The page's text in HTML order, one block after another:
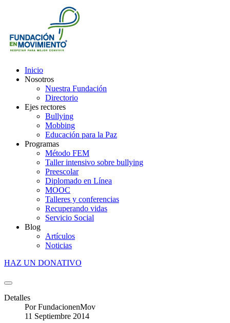
Inicio
Nosotros
Nuestra Fundación
Directorio
Ejes rectores
Bullying
Mobbing
Educación para la Paz
Programas
Método FEM
Taller intensivo sobre bullying
Preescolar
Diplomado en Línea
MOOC
Talleres y conferencias
Recuperando vidas
Servicio Social
Blog
Artículos
Noticias
HAZ UN DONATIVO
Detalles
PorFundacionenMov
11 Septiembre 2014